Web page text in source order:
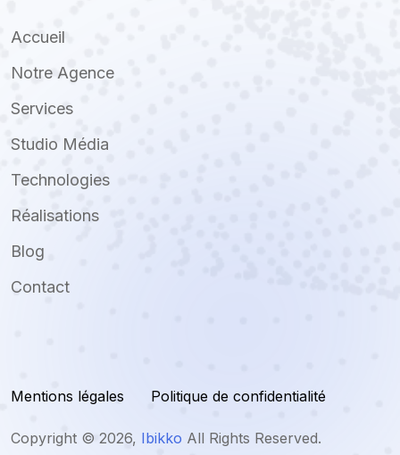
Accueil
Notre Agence
Services
Studio Média
Technologies
Réalisations
Blog
Contact
Mentions légales Politique de confidentialité
Copyright © 2026, Ibikko All Rights Reserved.